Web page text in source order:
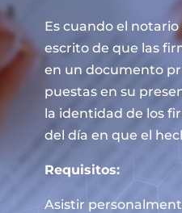
Es cuando el
escrito de que las
en un documento
puestas en su
la identidad de los
del día en que el
Requisitos:
Asistir